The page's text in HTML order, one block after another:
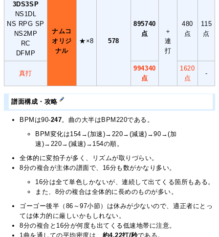
3DS3SP
NS1DL
NS RPG SP
NS2MP
RC
DFMP
ナムコ
オリジ
ナル
★×8 578
895740
点
＋
連
打
480
点
115
点
真打
994340
点
1620
点
-
譜面構成・攻略
BPMは90-247。曲の大半はBPM220である。
BPM変化は154→(加速)→220→(減速)→90→(加
速)→220→(減速)→154の順。
全体的に変拍子が多く、リズムが取りづらい。
8分の複合が主体の譜面で、16分も数がかなり多い。
16分は全て単色しかないが、連続して出てくる箇所もある。
また、8分の複合は全体的に長めのものが多い。
ゴーゴー後半（86～97小節）は休みが少ないので、適正者にとっ
ては体力的に厳しいかもしれない。
8分の複合と16分が何度も出てくる低速地帯に注意。
1曲を通しての平均密度は、 約4.22打/秒である。